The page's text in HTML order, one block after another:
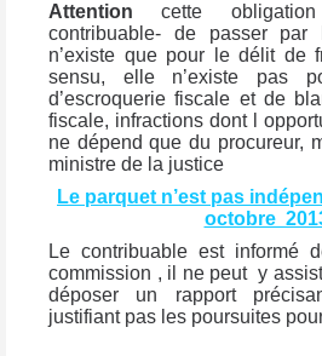
Attentioncette
contribuable- de passer
n’existe que pour le délit de
sensu, elle n’existe pas
d’escroquerie fiscale et de
fiscale, infractions dont l
ne dépend que du procureur,
ministre de la justice
Le parquet n’est pas
octobre
Le contribuable est informé
commission , il ne peut y
déposer un rapport
justifiant pas les poursuites